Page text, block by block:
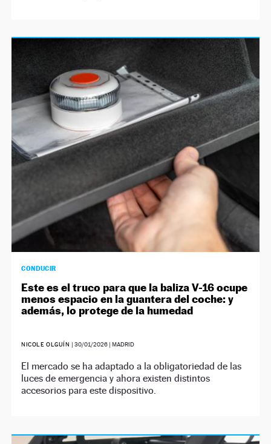
CONDUCIR
Este es el truco para que la baliza V-16 ocupe
menos espacio en la guantera del coche: y
además, lo protege de la humedad
NICOLE OLGUÍN | 30/01/2026| MADRID
El mercado se ha adaptado a la obligatoriedad de las
luces de emergencia y ahora existen distintos
accesorios para este dispositivo.